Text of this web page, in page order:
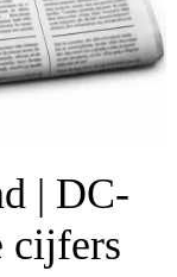
| DC-
cijfers